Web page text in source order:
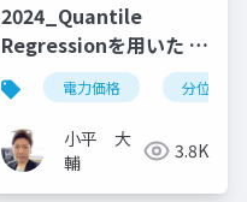
2024_Quantile
Regressionを用いた 確
率的電力価格予測
電力価格 分位点予
小平 大
輔
3.8K